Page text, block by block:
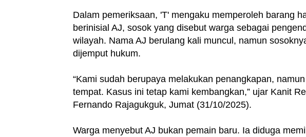
Dalam pemeriksaan, 'T' mengaku memperoleh barang
berinisial AJ, sosok yang disebut warga sebagai
wilayah. Nama AJ berulang kali muncul, namun
dijemput hukum.
“Kami sudah berupaya melakukan penangkapan,
tempat. Kasus ini tetap kami kembangkan,” ujar Kanit
Fernando Rajagukguk, Jumat (31/10/2025).
Warga menyebut AJ bukan pemain baru. Ia diduga